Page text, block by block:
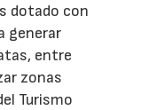
dotado con
generar
entre
zonas
Turismo